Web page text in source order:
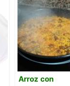
Arroz con